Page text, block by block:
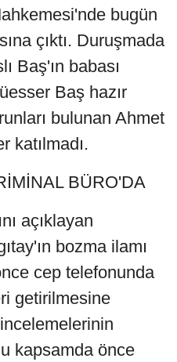
bugün
çıktı. Duruşmada
Baş'ın babası
Baş hazır
bulunan Ahmet
katılmadı.
BÜRO'DA
açıklayan
bozma ilamı
cep telefonunda
getirilmesine
kapsamda önce